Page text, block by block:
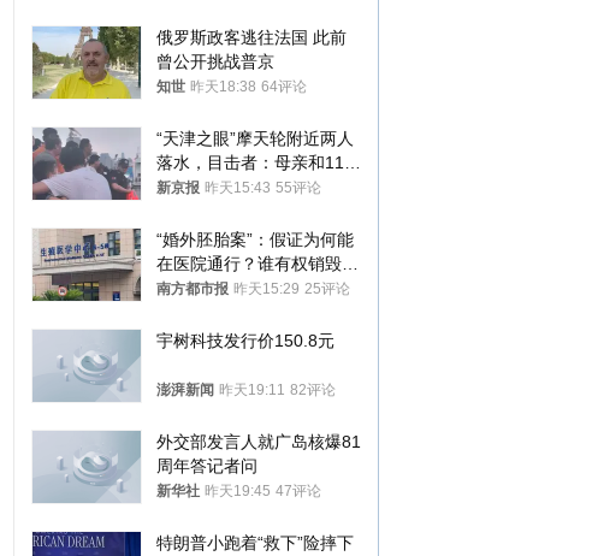
俄罗斯政客逃往法国 此前
曾公开挑战普京
知世 昨天18:38 64评论
“天津之眼”摩天轮附近两人
落水，目击者：母亲和11岁
儿子先后被打捞上岸
新京报 昨天15:43 55评论
“婚外胚胎案”：假证为何能
在医院通行？谁有权销毁胚
胎？
南方都市报 昨天15:29 25评论
宇树科技发行价150.8元
澎湃新闻 昨天19:11 82评论
外交部发言人就广岛核爆81
周年答记者问
新华社 昨天19:45 47评论
特朗普小跑着“救下”险摔下